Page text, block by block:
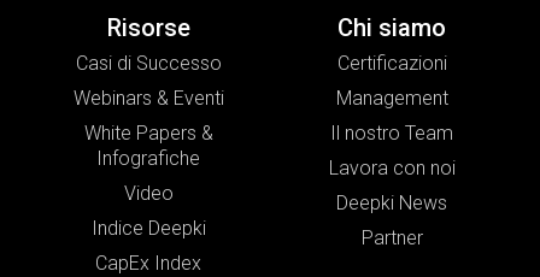
Risorse
Casi di Successo
Webinars & Eventi
White Papers &
Infografiche
Video
Indice Deepki
CapEx Index
Chi siamo
Certificazioni
Management
Il nostro Team
Lavora con noi
Deepki News
Partner